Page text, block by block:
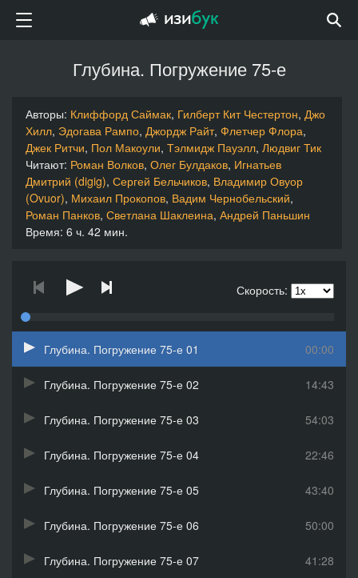
Глубина. Погружение 75-е
Авторы: Клиффорд Саймак, Гилберт Кит Честертон, Джо
Хилл, Эдогава Рампо, Джордж Райт, Флетчер Флора,
Джек Ритчи, Пол Макоули, Тэлмидж Пауэлл, Людвиг Тик
Читают: Роман Волков, Олег Булдаков, Игнатьев
Дмитрий (digig), Сергей Бельчиков, Владимир Овуор
(Ovuor), Михаил Прокопов, Вадим Чернобельский,
Роман Панков, Светлана Шаклеина, Андрей Паньшин
Время: 6 ч. 42 мин.
Скорость:
00:00
Глубина. Погружение 75-е 01
14:43
Глубина. Погружение 75-е 02
54:03
Глубина. Погружение 75-е 03
22:46
Глубина. Погружение 75-е 04
43:40
Глубина. Погружение 75-е 05
50:00
Глубина. Погружение 75-е 06
41:28
Глубина. Погружение 75-е 07